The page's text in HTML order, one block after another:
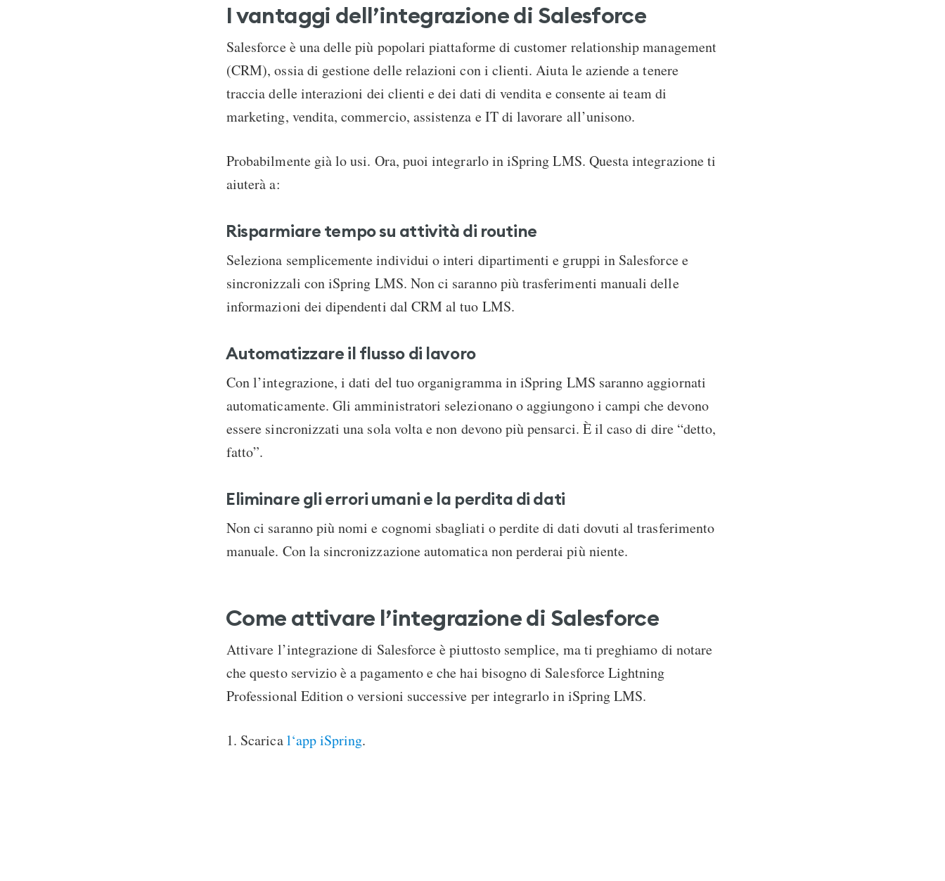
I vantaggi dell’integrazione di Salesforce
Salesforce è una delle più popolari piattaforme di customer relationship management
(CRM), ossia di gestione delle relazioni con i clienti. Aiuta le aziende a tenere
traccia delle interazioni dei clienti e dei dati di vendita e consente ai team di
marketing, vendita, commercio, assistenza e IT di lavorare all’unisono.
Probabilmente già lo usi. Ora, puoi integrarlo in iSpring LMS. Questa integrazione ti
aiuterà a:
Risparmiare tempo su attività di routine
Seleziona semplicemente individui o interi dipartimenti e gruppi in Salesforce e
sincronizzali con iSpring LMS. Non ci saranno più trasferimenti manuali delle
informazioni dei dipendenti dal CRM al tuo LMS.
Automatizzare il flusso di lavoro
Con l’integrazione, i dati del tuo organigramma in iSpring LMS saranno aggiornati
automaticamente. Gli amministratori selezionano o aggiungono i campi che devono
essere sincronizzati una sola volta e non devono più pensarci. È il caso di dire “detto,
fatto”.
Eliminare gli errori umani e la perdita di dati
Non ci saranno più nomi e cognomi sbagliati o perdite di dati dovuti al trasferimento
manuale. Con la sincronizzazione automatica non perderai più niente.
Come attivare l’integrazione di Salesforce
Attivare l’integrazione di Salesforce è piuttosto semplice, ma ti preghiamo di notare
che questo servizio è a pagamento e che hai bisogno di Salesforce Lightning
Professional Edition o versioni successive per integrarlo in iSpring LMS.
1. Scarical‘app iSpring.